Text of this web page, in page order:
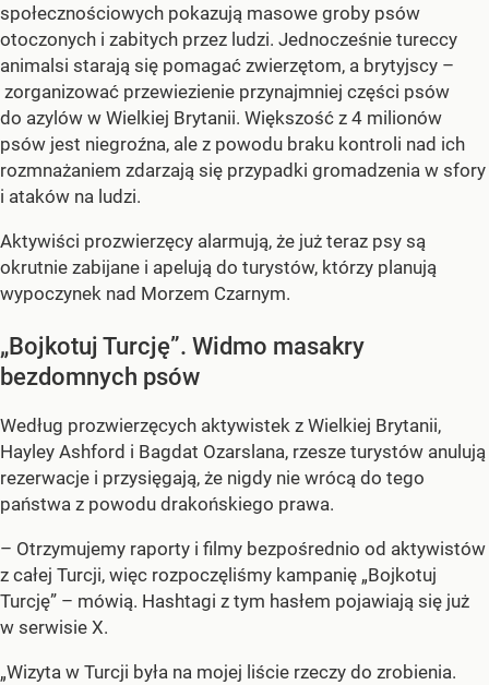
społecznościowych pokazują masowe groby psów
otoczonych i zabitych przez ludzi. Jednocześnie tureccy
animalsi starają się pomagać zwierzętom, a brytyjscy –
zorganizować przewiezienie przynajmniej części psów
do azylów w Wielkiej Brytanii. Większość z 4 milionów
psów jest niegroźna, ale z powodu braku kontroli nad ich
rozmnażaniem zdarzają się przypadki gromadzenia w sfory
i ataków na ludzi.
Aktywiści prozwierzęcy alarmują, że już teraz psy są
okrutnie zabijane i apelują do turystów, którzy planują
wypoczynek nad Morzem Czarnym.
„Bojkotuj Turcję”. Widmo masakry
bezdomnych psów
Według prozwierzęcych aktywistek z Wielkiej Brytanii,
Hayley Ashford i Bagdat Ozarslana, rzesze turystów anulują
rezerwacje i przysięgają, że nigdy nie wrócą do tego
państwa z powodu drakońskiego prawa.
– Otrzymujemy raporty i filmy bezpośrednio od aktywistów
z całej Turcji, więc rozpoczęliśmy kampanię „Bojkotuj
Turcję” – mówią. Hashtagi z tym hasłem pojawiają się już
w serwisie X.
„Wizyta w Turcji była na mojej liście rzeczy do zrobienia.